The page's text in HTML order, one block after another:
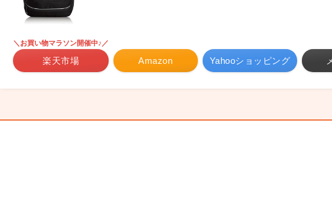
Amazon
＼お買い物マラソン開催中♪／
楽天市場 Yahooショッピング